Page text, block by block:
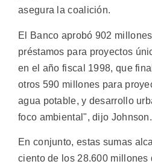
asegura la coalición.
El Banco aprobó 902
préstamos para proyectos
en el año fiscal 1998, que
otros 590 millones para
agua potable, y desarrollo
foco ambiental", dijo Johnson.
En conjunto, estas sumas
ciento de los 28.600 millones